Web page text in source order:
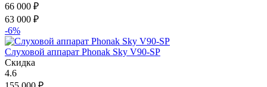
66 000 ₽
63 000 ₽
-6%
Слуховой аппарат Phonak Sky V90-SP
Скидка
4.6